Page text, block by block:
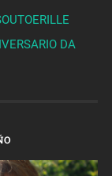
DA